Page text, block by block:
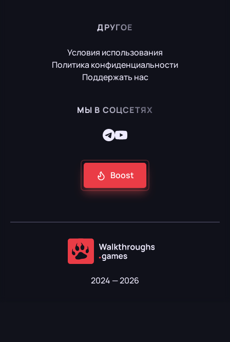
ДРУГОЕ
Условия использования
Политика конфиденциальности
Поддержать нас
МЫ В СОЦСЕТЯХ
Boost
2024 — 2026